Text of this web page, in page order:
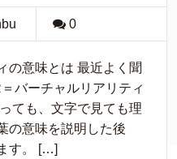
0
の意味とは 最近よく聞
バーチャルリアリティ
ても、文字で見ても理
の意味を説明した後
す。 […]